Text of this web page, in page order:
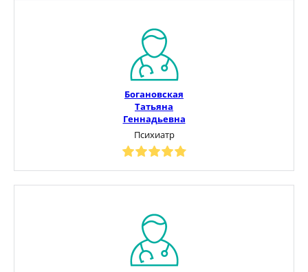
Богановская
Татьяна
Геннадьевна
Психиатр